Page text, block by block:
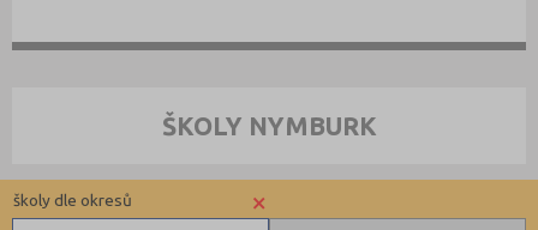
ŠKOLY NYMBURK
×
školy dle okresů